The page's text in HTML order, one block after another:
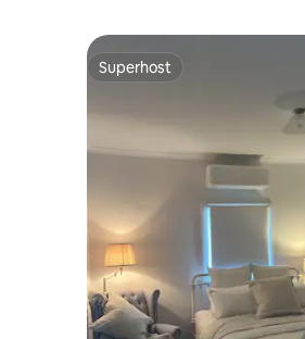
Superhost
Superhost